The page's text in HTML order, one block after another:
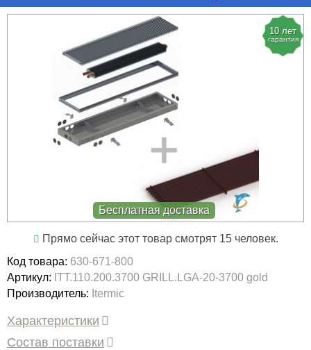
10 лет
гарантия
Бесплатная доставка
Прямо сейчас этот товар смотрят 15 человек.
Код товара: 630-671-800
Артикул: ITT.110.200.3700 GRILL.LGA-20-3700 gold
Производитель: Itermic
Характеристики
Состав поставки